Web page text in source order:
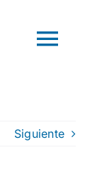
Siguiente